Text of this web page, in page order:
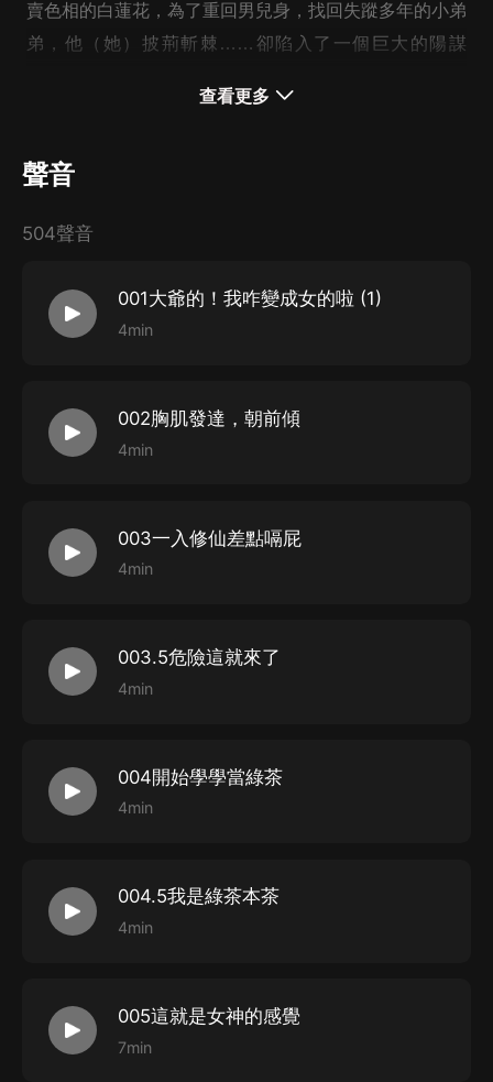
賣色相的白蓮花，為了重回男兒身，找回失蹤多年的小弟
弟，他（她）披荊斬棘……卻陷入了一個巨大的陽謀
查看更多
聲音
504聲音
001大爺的！我咋變成女的啦 (1)
4min
002胸肌發達，朝前傾
4min
003一入修仙差點嗝屁
4min
003.5危險這就來了
4min
004開始學學當綠茶
4min
004.5我是綠茶本茶
4min
005這就是女神的感覺
7min